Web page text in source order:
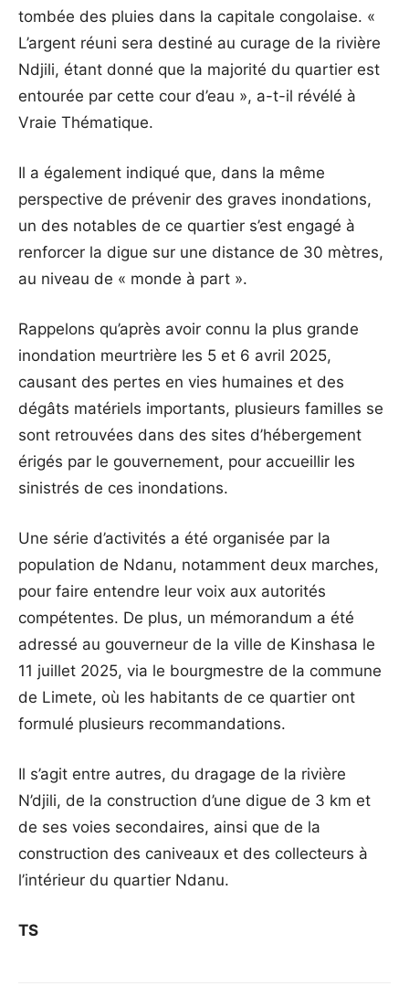
tombée des pluies dans la capitale congolaise. «
L’argent réuni sera destiné au curage de la rivière
Ndjili, étant donné que la majorité du quartier est
entourée par cette cour d’eau », a-t-il révélé à
Vraie Thématique.
Il a également indiqué que, dans la même
perspective de prévenir des graves inondations,
un des notables de ce quartier s’est engagé à
renforcer la digue sur une distance de 30 mètres,
au niveau de « monde à part ».
Rappelons qu’après avoir connu la plus grande
inondation meurtrière les 5 et 6 avril 2025,
causant des pertes en vies humaines et des
dégâts matériels importants, plusieurs familles se
sont retrouvées dans des sites d’hébergement
érigés par le gouvernement, pour accueillir les
sinistrés de ces inondations.
Une série d’activités a été organisée par la
population de Ndanu, notamment deux marches,
pour faire entendre leur voix aux autorités
compétentes. De plus, un mémorandum a été
adressé au gouverneur de la ville de Kinshasa le
11 juillet 2025, via le bourgmestre de la commune
de Limete, où les habitants de ce quartier ont
formulé plusieurs recommandations.
Il s’agit entre autres, du dragage de la rivière
N’djili, de la construction d’une digue de 3 km et
de ses voies secondaires, ainsi que de la
construction des caniveaux et des collecteurs à
l’intérieur du quartier Ndanu.
TS